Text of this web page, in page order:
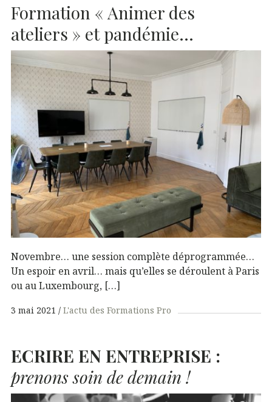
Formation « Animer des
ateliers » et pandémie…
Novembre… une session complète déprogrammée…
Un espoir en avril… mais qu’elles se déroulent à Paris
ou au Luxembourg, […]
3 mai 2021 L'actu des Formations Pro
ECRIRE EN ENTREPRISE :
prenons soin de demain !